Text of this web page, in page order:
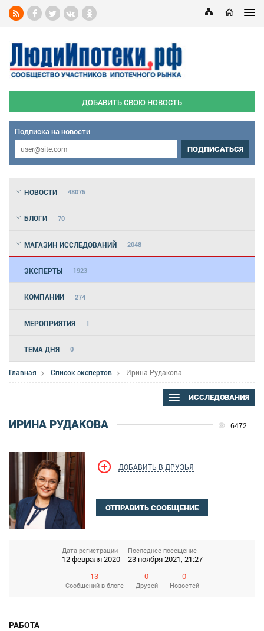
ДОБАВИТЬ СВОЮ НОВОСТЬ
Подписка на новости
ПОДПИСАТЬСЯ
НОВОСТИ 48075
БЛОГИ 70
МАГАЗИН ИССЛЕДОВАНИЙ 2048
ЭКСПЕРТЫ 1923
КОМПАНИИ 274
МЕРОПРИЯТИЯ 1
ТЕМА ДНЯ 0
Главная Список экспертов Ирина Рудакова
ИССЛЕДОВАНИЯ
ИРИНА РУДАКОВА 6472
ДОБАВИТЬ В ДРУЗЬЯ
ОТПРАВИТЬ СООБЩЕНИЕ
Дата регистрации
12 февраля 2020
Последнее посещение
23 ноября 2021, 21:27
13
Сообщений в блоге
0
Друзей
0
Новостей
РАБОТА